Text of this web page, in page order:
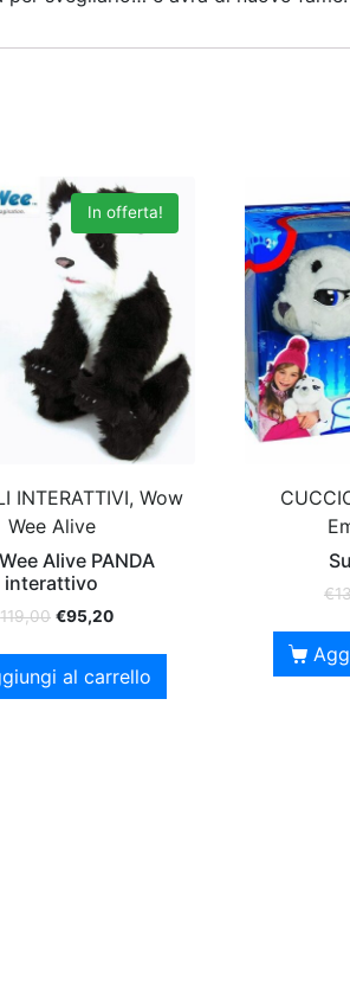
In offerta!
INTERATTIVI, Wow
Wee Alive
Alive PANDA
interattivo
119,00 €95,20
al carrello
€